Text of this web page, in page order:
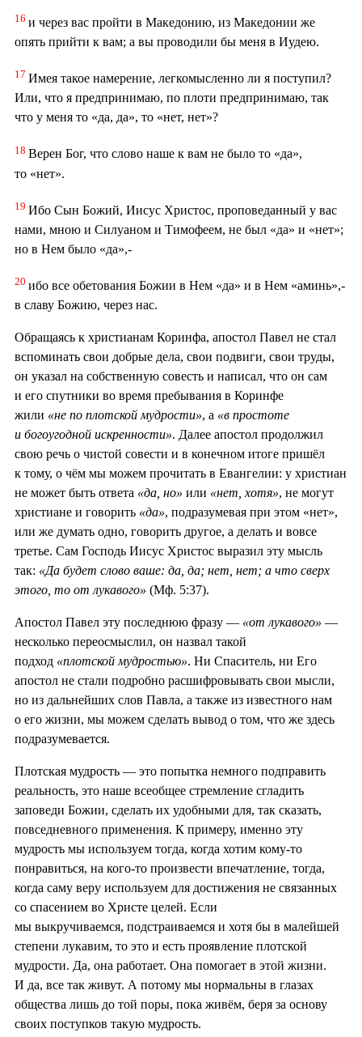
16 и через вас пройти в Македонию, из Македонии же
опять прийти к вам; а вы проводили бы меня в Иудею.
17 Имея такое намерение, легкомысленно ли я поступил?
Или, что я предпринимаю, по плоти предпринимаю, так
что у меня то «да, да», то «нет, нет»?
18 Верен Бог, что слово наше к вам не было то «да»,
то «нет».
19 Ибо Сын Божий, Иисус Христос, проповеданный у вас
нами, мною и Силуаном и Тимофеем, не был «да» и «нет»;
но в Нем было «да»,-
20 ибо все обетования Божии в Нем «да» и в Нем «аминь»,-
в славу Божию, через нас.
Обращаясь к христианам Коринфа, апостол Павел не стал
вспоминать свои добрые дела, свои подвиги, свои труды,
он указал на собственную совесть и написал, что он сам
и его спутники во время пребывания в Коринфе
жили «не по плотской мудрости», а «в простоте
и богоугодной искренности». Далее апостол продолжил
свою речь о чистой совести и в конечном итоге пришёл
к тому, о чём мы можем прочитать в Евангелии: у христиан
не может быть ответа «да, но» или «нет, хотя», не могут
христиане и говорить «да», подразумевая при этом «нет»,
или же думать одно, говорить другое, а делать и вовсе
третье. Сам Господь Иисус Христос выразил эту мысль
так: «Да будет слово ваше: да, да; нет, нет; а что сверх
этого, то от лукавого» (Мф. 5:37).
Апостол Павел эту последнюю фразу — «от лукавого» —
несколько переосмыслил, он назвал такой
подход «плотской мудростью». Ни Спаситель, ни Его
апостол не стали подробно расшифровывать свои мысли,
но из дальнейших слов Павла, а также из известного нам
о его жизни, мы можем сделать вывод о том, что же здесь
подразумевается.
Плотская мудрость — это попытка немного подправить
реальность, это наше всеобщее стремление сгладить
заповеди Божии, сделать их удобными для, так сказать,
повседневного применения. К примеру, именно эту
мудрость мы используем тогда, когда хотим кому-то
понравиться, на кого-то произвести впечатление, тогда,
когда саму веру используем для достижения не связанных
со спасением во Христе целей. Если
мы выкручиваемся, подстраиваемся и хотя бы в малейшей
степени лукавим, то это и есть проявление плотской
мудрости. Да, она работает. Она помогает в этой жизни.
И да, все так живут. А потому мы нормальны в глазах
общества лишь до той поры, пока живём, беря за основу
своих поступков такую мудрость.